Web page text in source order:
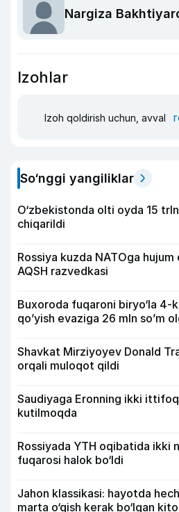
Nargiza
Izohlar
Izoh qoldirish uchun, avval
So‘nggi yangiliklar
O‘zbekistonda olti oyda 15
chiqarildi
Rossiya kuzda NATOga
AQSH razvedkasi
Buxoroda fuqaroni biryo‘la 4-
qo’yish evaziga 26 mln so’m
Shavkat Mirziyoyev Donald
orqali muloqot qildi
Saudiyaga Eronning ikki
kutilmoqda
Rossiyada YTH oqibatida ikki
fuqarosi halok bo‘ldi
Jahon klassikasi: hayotda
marta o‘qish kerak bo‘lgan